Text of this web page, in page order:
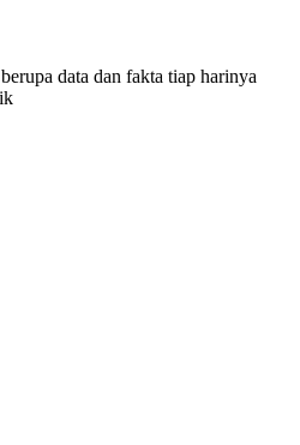
data dan fakta tiap harinya